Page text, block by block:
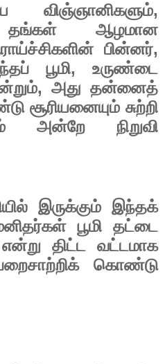
விஞ்ஞானிகளும்,
தங்கள்
ஆழமான
பின்னர்,
பூமி, உருண்டை
, அது தன்னைத்
சூரியனையும் சுற்றி
அன்றே
நிறுவி
இருக்கும் இந்தக்
பூமி
தட்டை
என்று திட்ட
வட்டமாக
கொண்டு